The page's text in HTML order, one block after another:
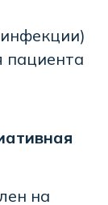
пациента
на